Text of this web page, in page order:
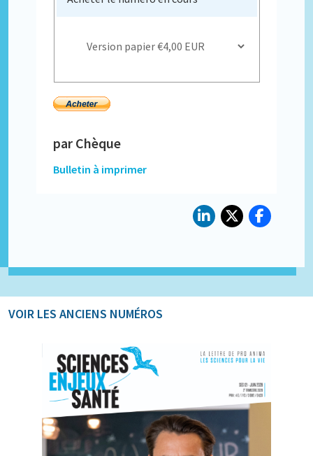
par Chèque
Bulletin à imprimer
VOIR LES ANCIENS NUMÉROS